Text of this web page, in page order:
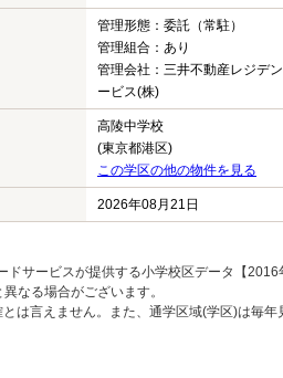
管理形態：委託（常駐）
管理組合：あり
管理会社：三井不動産レジデ
ービス(株)
高陵中学校
(東京都港区)
この学区の他の物件を見る
2026年08月21日
サービスが提供する小学校区データ【2016
なる場合がございます。
は言えません。また、通学区域(学区)は毎年